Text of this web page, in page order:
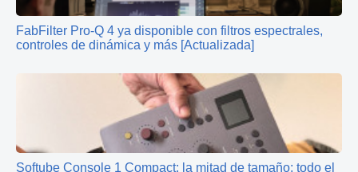
FabFilter Pro-Q 4 ya disponible con filtros espectrales,
controles de dinámica y más [Actualizada]
Softube Console 1 Compact: la mitad de tamaño; todo el